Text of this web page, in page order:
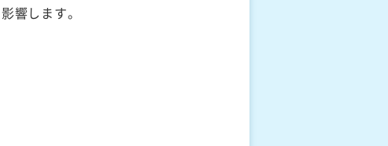
響します。